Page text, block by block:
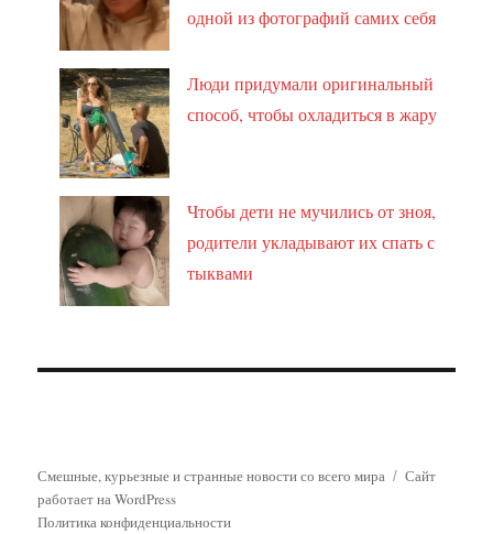
одной из фотографий самих себя
Люди придумали оригинальный
способ, чтобы охладиться в жару
Чтобы дети не мучились от зноя,
родители укладывают их спать с
тыквами
Смешные, курьезные и странные новости со всего мира
Сайт
работает на WordPress
Политика конфиденциальности